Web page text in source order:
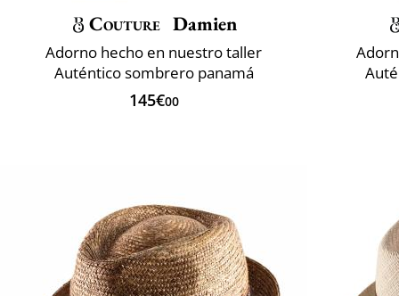
Couture Damien
Adorno hecho en nuestro taller
Auténtico sombrero panamá
145€00